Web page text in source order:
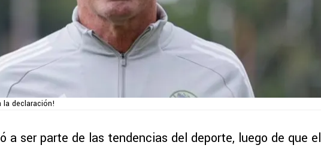
la declaración!
a ser parte de las tendencias del deporte, luego de que el